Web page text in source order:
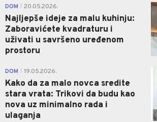
DOM 20.05.2026.
Najljepše ideje za malu kuhinju:
Zaboravićete kvadraturu i
uživati u savršeno uređenom
prostoru
DOM 19.05.2026.
Kako da za malo novca sredite
stara vrata: Trikovi da budu kao
nova uz minimalno rada i
ulaganja